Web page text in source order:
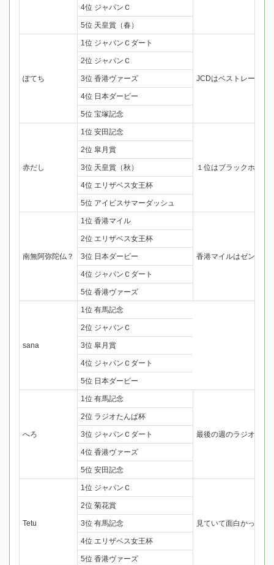
4位 ジャパンＣ
5位 天皇賞（春）
ぽてち
1位 ジャパンＣダート
JCDはベストレースと
2位 ジャパンＣ
3位 香港ヴァーズ
4位 日本ダービー
5位 宝塚記念
赤だし
1位 安田記念
１位はブラックホー
2位 皐月賞
3位 天皇賞（秋）
4位 エリザベス女王杯
5位 アイビスサマーダッシュ
南無阿弥陀仏？
1位 香港マイル
香港マイルはゼンノエ
2位 エリザベス女王杯
3位 日本ダービー
4位 ジャパンＣダート
5位 香港ヴァーズ
sana
1位 有馬記念
2位 ジャパンＣ
3位 皐月賞
4位 ジャパンＣダート
5位 日本ダービー
へろ
1位 有馬記念
最後の週のラジオたん
2位 ラジオたんぱ杯
3位 ジャパンＣダート
4位 香港ヴァーズ
5位 安田記念
Tetu
1位 ジャパンＣ
見ていて面白かった・
2位 菊花賞
3位 有馬記念
4位 エリザベス女王杯
5位 香港ヴァーズ